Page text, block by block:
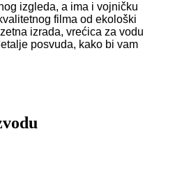
izgleda, a ima i vojničku
filma od ekološki
izrada, vrećica za vodu
posvuda, kako bi vam